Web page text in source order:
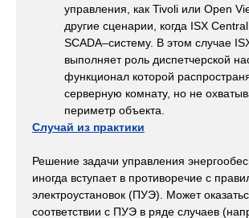
управления, как Tivoli или Open
другие сценарии, когда ISX
SCADA–систему. В этом случае
выполняет роль диспетчерской
функционал которой
серверную комнату, но не
периметр объекта.
Случай из практики
Решение задачи управления
иногда вступает в противоречие с
электроустановок (ПУЭ). Может
соответствии с ПУЭ в ряде случаев